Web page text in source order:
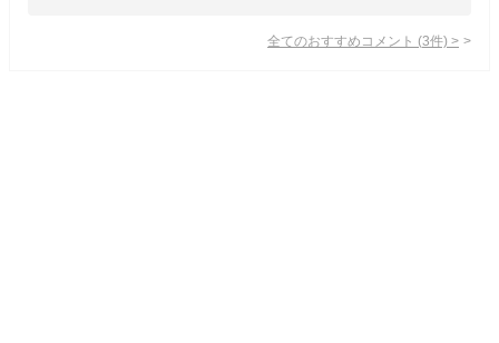
全てのおすすめコメント (3件) >